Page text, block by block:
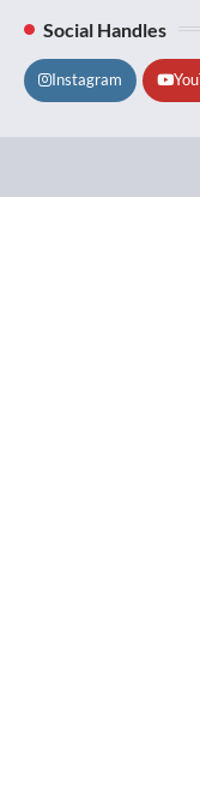
Social Handles
Instagram